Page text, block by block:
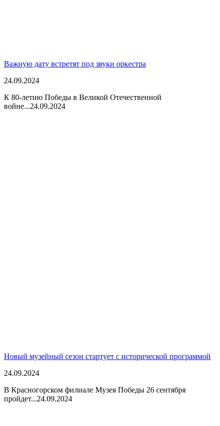
Важную дату встретят под звуки оркестра
24.09.2024
К 80-летию Победы в Великой Отечественной
войне...24.09.2024
Новый музейный сезон стартует с исторической программой
24.09.2024
В Красногорском филиале Музея Победы 26 сентября
пройдет...24.09.2024